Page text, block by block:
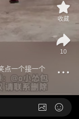
点一个接一个
收藏
10